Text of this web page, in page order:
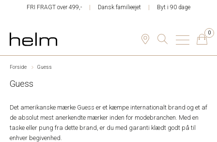
FRI FRAGT over 499,- Dansk familieejet Byt i 90 dage
0
Forside Guess
Guess
Det amerikanske mærke Guess er et kæmpe internationalt brand og et af
de absolut mest anerkendte mærker inden for modebranchen. Med en
taske eller pung fra dette brand, er du med garanti klædt godt på til
enhver begivenhed.